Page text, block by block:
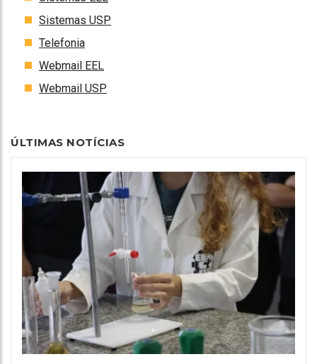
Sistemas USP
Telefonia
Webmail EEL
Webmail USP
ÚLTIMAS NOTÍCIAS